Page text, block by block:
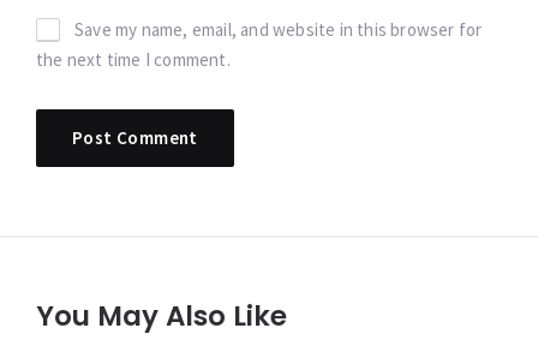
Save my name, email, and website in this browser for
the next time I comment.
You May Also Like